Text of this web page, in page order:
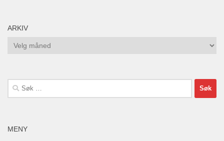
ARKIV
Arkiv
Søk
etter:
MENY